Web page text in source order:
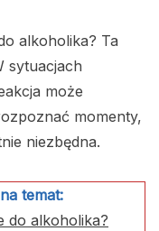
alkoholika? Ta
sytuacjach
może
momenty,
niezbędna.
temat:
do alkoholika?